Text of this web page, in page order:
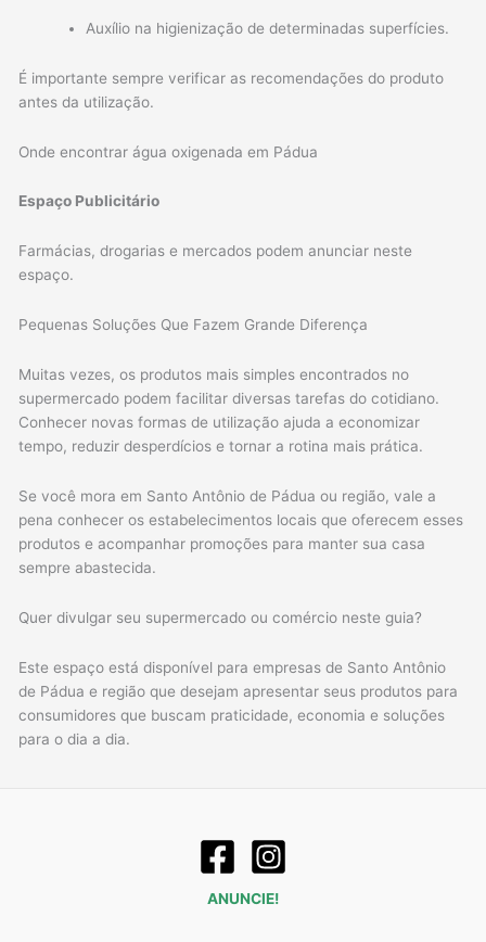
Auxílio na higienização de determinadas superfícies.
É importante sempre verificar as recomendações do produto
antes da utilização.
Onde encontrar água oxigenada em Pádua
Espaço Publicitário
Farmácias, drogarias e mercados podem anunciar neste
espaço.
Pequenas Soluções Que Fazem Grande Diferença
Muitas vezes, os produtos mais simples encontrados no
supermercado podem facilitar diversas tarefas do cotidiano.
Conhecer novas formas de utilização ajuda a economizar
tempo, reduzir desperdícios e tornar a rotina mais prática.
Se você mora em Santo Antônio de Pádua ou região, vale a
pena conhecer os estabelecimentos locais que oferecem esses
produtos e acompanhar promoções para manter sua casa
sempre abastecida.
Quer divulgar seu supermercado ou comércio neste guia?
Este espaço está disponível para empresas de Santo Antônio
de Pádua e região que desejam apresentar seus produtos para
consumidores que buscam praticidade, economia e soluções
para o dia a dia.
ANUNCIE!